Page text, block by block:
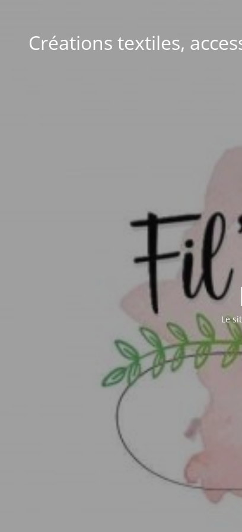
Créations textiles,
Le